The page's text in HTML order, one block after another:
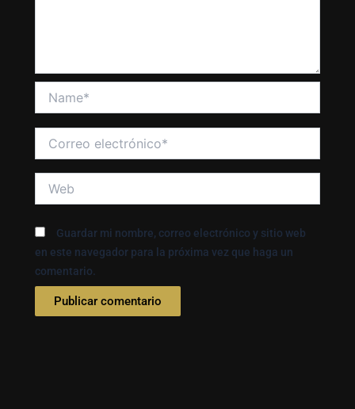
electrónico*
Guardar mi nombre, correo electrónico y sitio web
en este navegador para la próxima vez que haga un
comentario.